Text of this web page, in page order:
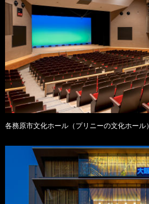
各務原市文化ホール（プリニーの文化ホール）